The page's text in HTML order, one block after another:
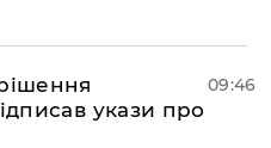
укази про
09:46